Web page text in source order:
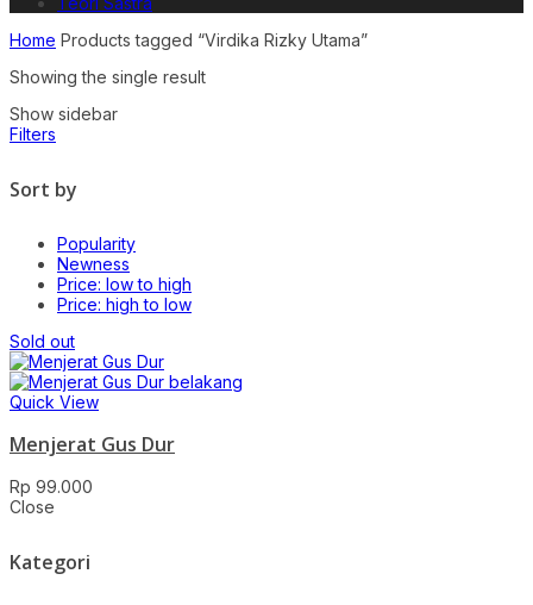
Home Products tagged “Virdika Rizky Utama”
Showing the single result
Show sidebar
Filters
Sort by
Popularity
Newness
Price: low to high
Price: high to low
Sold out
Quick View
Menjerat Gus Dur
Rp 99.000
Close
Kategori